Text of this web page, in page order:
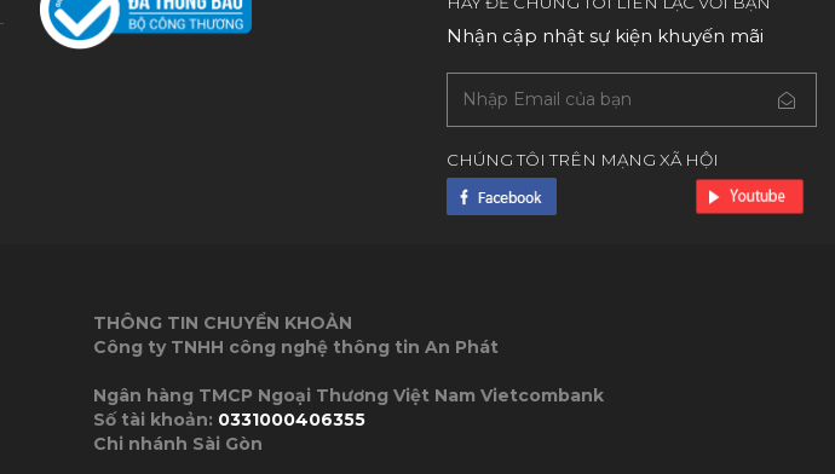
Nhận cập nhật sự kiện khuyến mãi
CHÚNG TÔI TRÊN MẠNG XÃ HỘI
THÔNG TIN CHUYỂN KHOẢN
Công ty TNHH công nghệ thông tin An Phát
Ngân hàng TMCP Ngoại Thương Việt Nam Vietcombank
Số tài khoản: 0331000406355
Chi nhánh Sài Gòn